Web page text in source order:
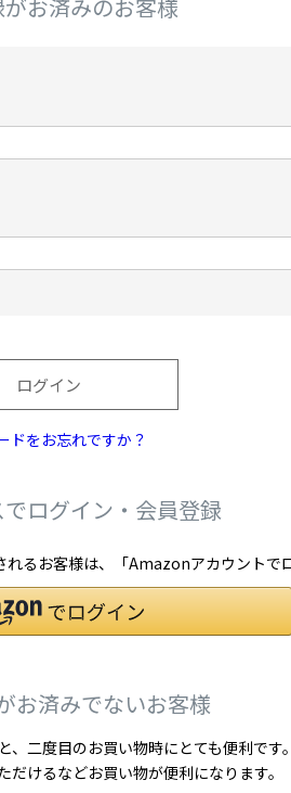
お済みのお客様
ログイン
ドをお忘れですか？
ログイン・会員登録
るお客様は、「Amazonアカウントで
お済みでないお客様
、二度目のお買い物時にとても便利です
だけるなどお買い物が便利になります。